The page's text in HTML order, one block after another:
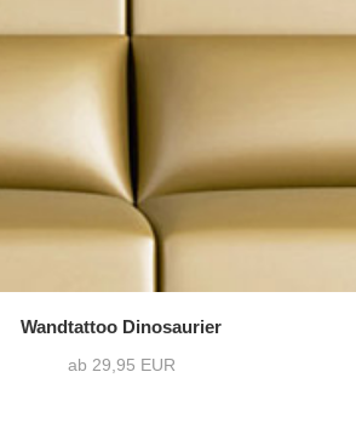
Wandtattoo Dinosaurier
ab 29,95 EUR